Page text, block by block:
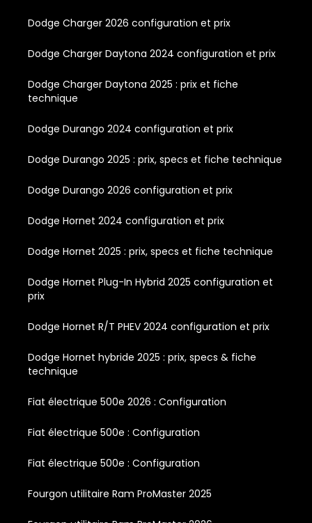
Dodge Charger 2026 configuration et prix
Dodge Charger Daytona 2024 configuration et prix
Dodge Charger Daytona 2025 : prix et fiche
technique
Dodge Durango 2024 configuration et prix
Dodge Durango 2025 : prix, specs et fiche technique
Dodge Durango 2026 configuration et prix
Dodge Hornet 2024 configuration et prix
Dodge Hornet 2025 : prix, specs et fiche technique
Dodge Hornet Plug-In Hybrid 2025 configuration et
prix
Dodge Hornet R/T PHEV 2024 configuration et prix
Dodge Hornet hybride 2025 : prix, specs & fiche
technique
Fiat électrique 500e 2026 : Configuration
Fiat électrique 500e : Configuration
Fiat électrique 500e : Configuration
Fourgon utilitaire Ram ProMaster 2025